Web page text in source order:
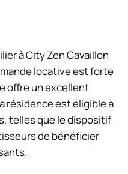
à City Zen Cavaillon
locative est forte
offre un excellent
résidence est éligible à
telles que le dispositif
de bénéficier